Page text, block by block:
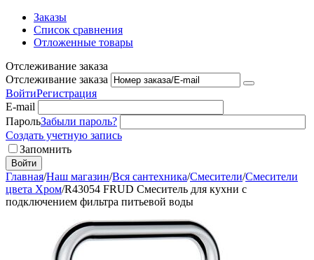
Заказы
Список сравнения
Отложенные товары
Отслеживание заказа
Отслеживание заказа
ВойтиРегистрация
E-mail
ПарольЗабыли пароль?
Создать учетную запись
Запомнить
Войти
Главная/Наш магазин/Вся сантехника/Смесители/Смесители
цвета Хром/R43054 FRUD Смеситель для кухни с
подключением фильтра питьевой воды